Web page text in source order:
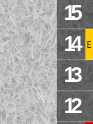
15
14 E
13
12